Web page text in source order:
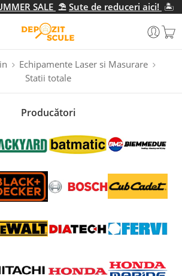
SALE ⛱️ Sute de reduceri aici! 🏝️
Echipamente Laser si Masurare
Statii totale
Producători